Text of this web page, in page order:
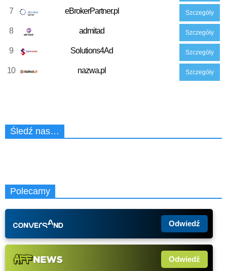
7 eBrokerPartner.pl Szczegóły
8 admitad Szczegóły
9 Solutions4Ad Szczegóły
10 nazwa.pl Szczegóły
Śledź nas…
Polecamy
Odwiedź
Odwiedź